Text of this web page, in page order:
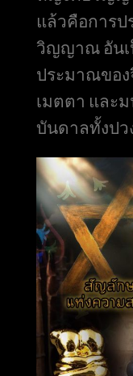
แล้วคือการป
วิญญาณ อันเ
ประมาณขอ
เมตตา และ
บันดาลทั้งปว